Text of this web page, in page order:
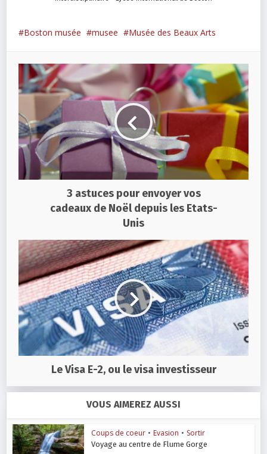
Boston musée musee Musée des Beaux Arts
3 astuces pour envoyer vos
cadeaux de Noël depuis les Etats-
Unis
Le Visa E-2, ou le visa investisseur
VOUS AIMEREZ AUSSI
Coups de coeur • Evasion • Sortir
Voyage au centre de Flume Gorge